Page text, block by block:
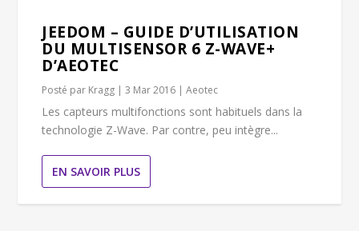
JEEDOM – GUIDE D’UTILISATION
DU MULTISENSOR 6 Z-WAVE+
D’AEOTEC
Posté par Kragg |3 Mar 2016 |Aeotec
Les capteurs multifonctions sont habituels dans la
technologie Z-Wave. Par contre, peu intègre...
EN SAVOIR PLUS